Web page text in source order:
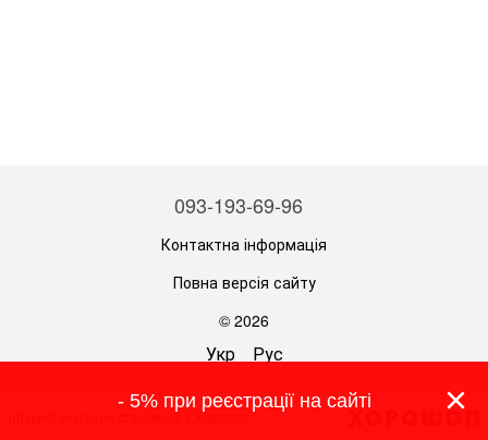
093-193-69-96
Контактна інформація
Повна версія сайту
© 2026
Укр Рус
Інтернет-магазин створений з Хорошоп ×
- 5% при реєстрації на сайті